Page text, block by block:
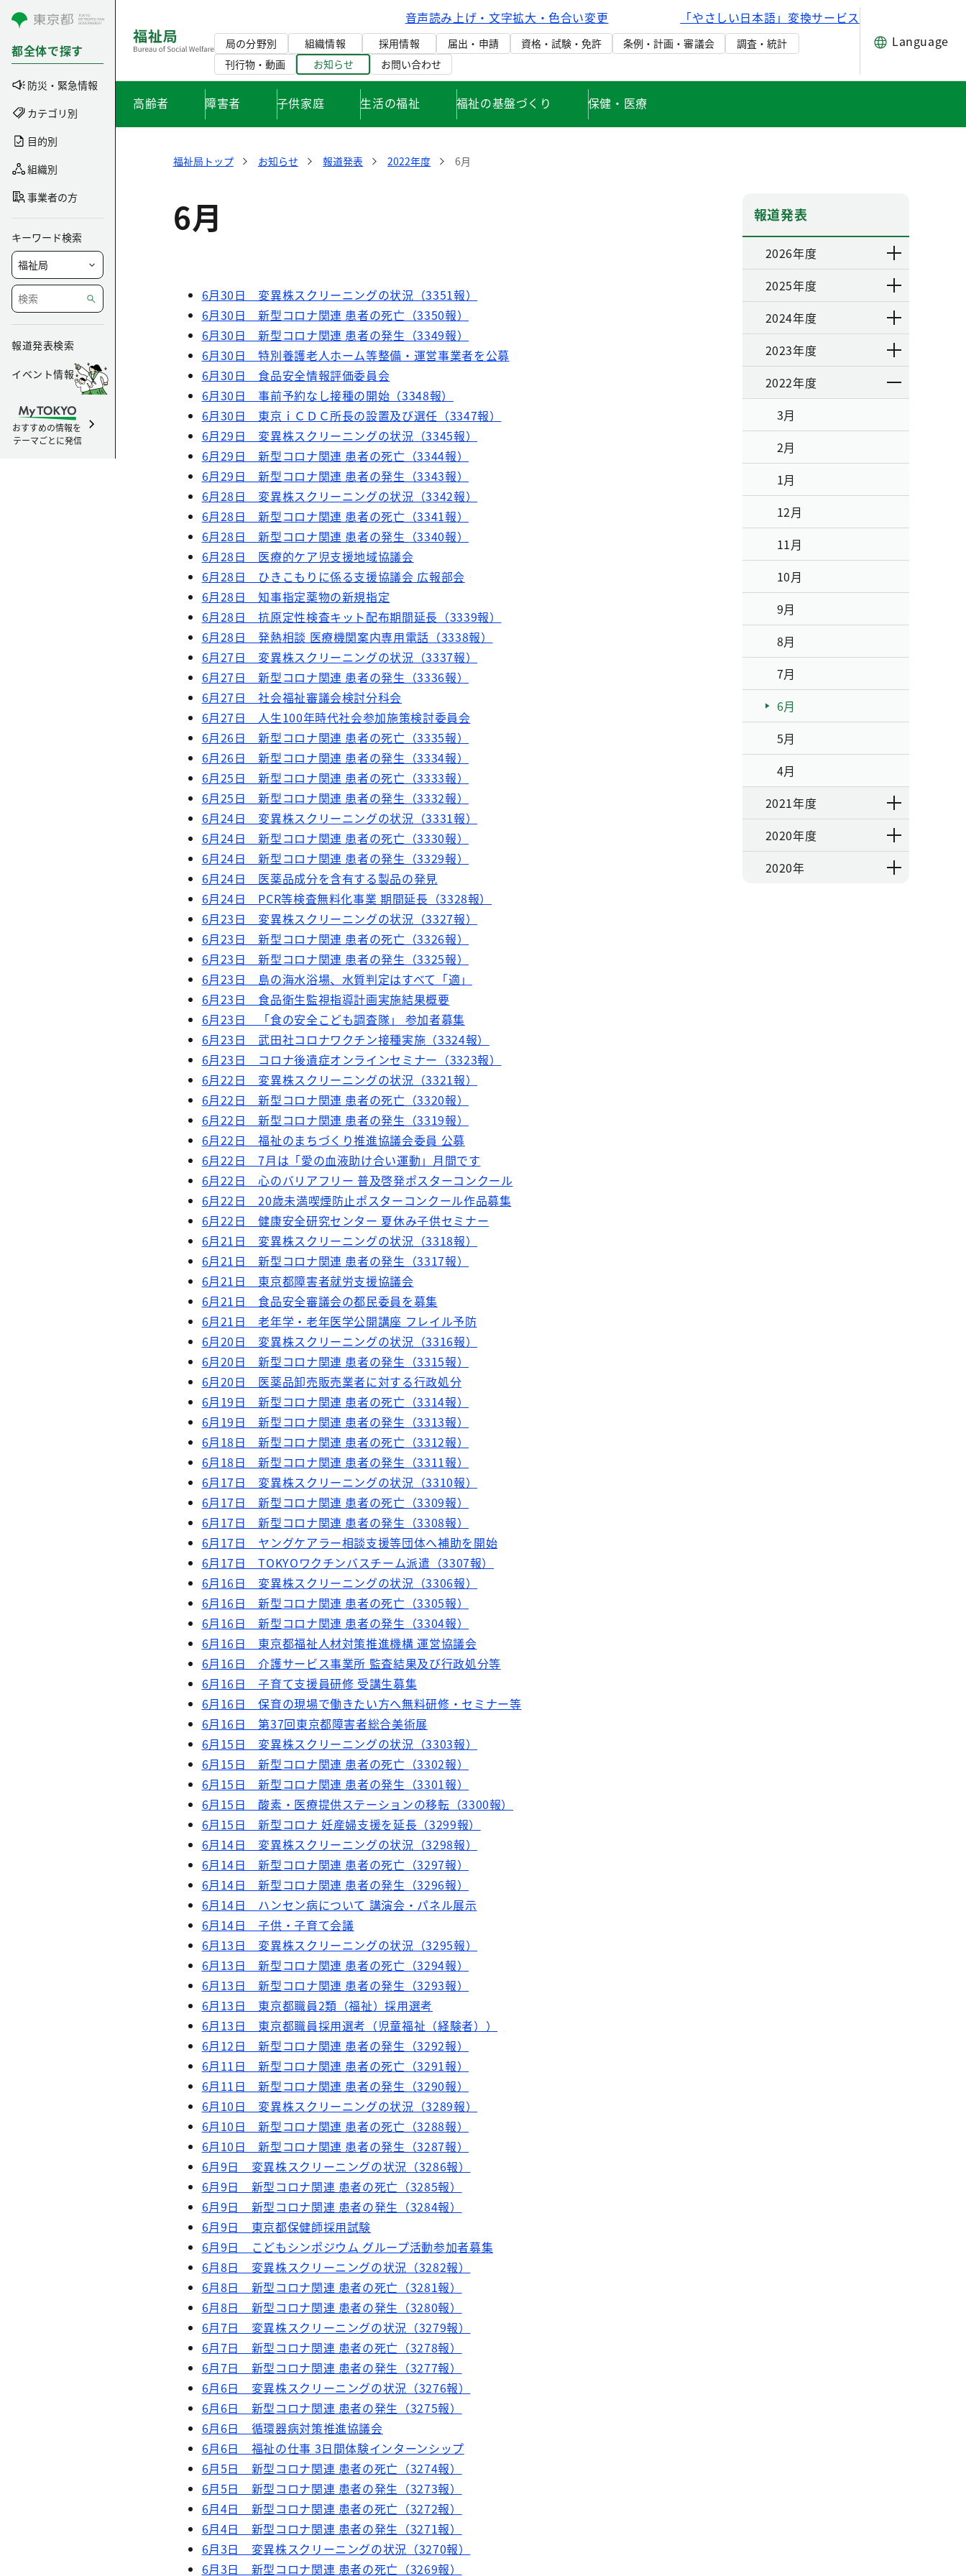
コンテンツにスキップ
都全体で探す
防災・緊急情報
カテゴリ別
目的別
組織別
事業者の方
キーワード検索
報道発表検索
イベント情報
おすすめの情報を
テーマごとに発信
音声読み上げ・文字拡大・色合い変更 「やさしい日本語」変換サービス
局の分野別 組織情報 採用情報 届出・申請 資格・試験・免許 条例・計画・審議会
調査・統計
刊行物・動画
お知らせ お問い合わせ
Language
高齢者 障害者 子供家庭 生活の福祉 福祉の基盤づくり 保健・医療
福祉局トップ お知らせ 報道発表 2022年度 6月
6月
6月30日 変異株スクリーニングの状況（3351報）
6月30日 新型コロナ関連 患者の死亡（3350報）
6月30日 新型コロナ関連 患者の発生（3349報）
6月30日 特別養護老人ホーム等整備・運営事業者を公募
6月30日 食品安全情報評価委員会
6月30日 事前予約なし接種の開始（3348報）
6月30日 東京ｉＣＤＣ所長の設置及び選任（3347報）
6月29日 変異株スクリーニングの状況（3345報）
6月29日 新型コロナ関連 患者の死亡（3344報）
6月29日 新型コロナ関連 患者の発生（3343報）
6月28日 変異株スクリーニングの状況（3342報）
6月28日 新型コロナ関連 患者の死亡（3341報）
6月28日 新型コロナ関連 患者の発生（3340報）
6月28日 医療的ケア児支援地域協議会
6月28日 ひきこもりに係る支援協議会 広報部会
6月28日 知事指定薬物の新規指定
6月28日 抗原定性検査キット配布期間延長（3339報）
6月28日 発熱相談 医療機関案内専用電話（3338報）
6月27日 変異株スクリーニングの状況（3337報）
6月27日 新型コロナ関連 患者の発生（3336報）
6月27日 社会福祉審議会検討分科会
6月27日 人生100年時代社会参加施策検討委員会
6月26日 新型コロナ関連 患者の死亡（3335報）
6月26日 新型コロナ関連 患者の発生（3334報）
6月25日 新型コロナ関連 患者の死亡（3333報）
6月25日 新型コロナ関連 患者の発生（3332報）
6月24日 変異株スクリーニングの状況（3331報）
6月24日 新型コロナ関連 患者の死亡（3330報）
6月24日 新型コロナ関連 患者の発生（3329報）
6月24日 医薬品成分を含有する製品の発見
6月24日 PCR等検査無料化事業 期間延長（3328報）
6月23日 変異株スクリーニングの状況（3327報）
6月23日 新型コロナ関連 患者の死亡（3326報）
6月23日 新型コロナ関連 患者の発生（3325報）
6月23日 島の海水浴場、水質判定はすべて「適」
6月23日 食品衛生監視指導計画実施結果概要
6月23日 「食の安全こども調査隊」 参加者募集
6月23日 武田社コロナワクチン接種実施（3324報）
6月23日 コロナ後遺症オンラインセミナー（3323報）
6月22日 変異株スクリーニングの状況（3321報）
6月22日 新型コロナ関連 患者の死亡（3320報）
6月22日 新型コロナ関連 患者の発生（3319報）
6月22日 福祉のまちづくり推進協議会委員 公募
6月22日 7月は「愛の血液助け合い運動」月間です
6月22日 心のバリアフリー 普及啓発ポスターコンクール
6月22日 20歳未満喫煙防止ポスターコンクール作品募集
6月22日 健康安全研究センター 夏休み子供セミナー
6月21日 変異株スクリーニングの状況（3318報）
6月21日 新型コロナ関連 患者の発生（3317報）
6月21日 東京都障害者就労支援協議会
6月21日 食品安全審議会の都民委員を募集
6月21日 老年学・老年医学公開講座 フレイル予防
6月20日 変異株スクリーニングの状況（3316報）
6月20日 新型コロナ関連 患者の発生（3315報）
6月20日 医薬品卸売販売業者に対する行政処分
6月19日 新型コロナ関連 患者の死亡（3314報）
6月19日 新型コロナ関連 患者の発生（3313報）
6月18日 新型コロナ関連 患者の死亡（3312報）
6月18日 新型コロナ関連 患者の発生（3311報）
6月17日 変異株スクリーニングの状況（3310報）
6月17日 新型コロナ関連 患者の死亡（3309報）
6月17日 新型コロナ関連 患者の発生（3308報）
6月17日 ヤングケアラー相談支援等団体へ補助を開始
6月17日 TOKYOワクチンバスチーム派遣（3307報）
6月16日 変異株スクリーニングの状況（3306報）
6月16日 新型コロナ関連 患者の死亡（3305報）
6月16日 新型コロナ関連 患者の発生（3304報）
6月16日 東京都福祉人材対策推進機構 運営協議会
6月16日 介護サービス事業所 監査結果及び行政処分等
6月16日 子育て支援員研修 受講生募集
6月16日 保育の現場で働きたい方へ無料研修・セミナー等
6月16日 第37回東京都障害者総合美術展
6月15日 変異株スクリーニングの状況（3303報）
6月15日 新型コロナ関連 患者の死亡（3302報）
6月15日 新型コロナ関連 患者の発生（3301報）
6月15日 酸素・医療提供ステーションの移転（3300報）
6月15日 新型コロナ 妊産婦支援を延長（3299報）
6月14日 変異株スクリーニングの状況（3298報）
6月14日 新型コロナ関連 患者の死亡（3297報）
6月14日 新型コロナ関連 患者の発生（3296報）
6月14日 ハンセン病について 講演会・パネル展示
6月14日 子供・子育て会議
6月13日 変異株スクリーニングの状況（3295報）
6月13日 新型コロナ関連 患者の死亡（3294報）
6月13日 新型コロナ関連 患者の発生（3293報）
6月13日 東京都職員2類（福祉）採用選考
6月13日 東京都職員採用選考（児童福祉（経験者））
6月12日 新型コロナ関連 患者の発生（3292報）
6月11日 新型コロナ関連 患者の死亡（3291報）
6月11日 新型コロナ関連 患者の発生（3290報）
6月10日 変異株スクリーニングの状況（3289報）
6月10日 新型コロナ関連 患者の死亡（3288報）
6月10日 新型コロナ関連 患者の発生（3287報）
6月9日 変異株スクリーニングの状況（3286報）
6月9日 新型コロナ関連 患者の死亡（3285報）
6月9日 新型コロナ関連 患者の発生（3284報）
6月9日 東京都保健師採用試験
6月9日 こどもシンポジウム グループ活動参加者募集
6月8日 変異株スクリーニングの状況（3282報）
6月8日 新型コロナ関連 患者の死亡（3281報）
6月8日 新型コロナ関連 患者の発生（3280報）
6月7日 変異株スクリーニングの状況（3279報）
6月7日 新型コロナ関連 患者の死亡（3278報）
6月7日 新型コロナ関連 患者の発生（3277報）
6月6日 変異株スクリーニングの状況（3276報）
6月6日 新型コロナ関連 患者の発生（3275報）
6月6日 循環器病対策推進協議会
6月6日 福祉の仕事 3日間体験インターンシップ
6月5日 新型コロナ関連 患者の死亡（3274報）
6月5日 新型コロナ関連 患者の発生（3273報）
6月4日 新型コロナ関連 患者の死亡（3272報）
6月4日 新型コロナ関連 患者の発生（3271報）
6月3日 変異株スクリーニングの状況（3270報）
6月3日 新型コロナ関連 患者の死亡（3269報）
報道発表
2026年度
2025年度
2024年度
2023年度
2022年度
3月
2月
1月
12月
11月
10月
9月
8月
7月
6月
5月
4月
2021年度
2020年度
2020年